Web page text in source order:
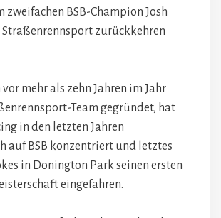
zweifachen BSB-Champion Josh
Straßenrennsport zurückkehren
mehr als zehn Jahren im Jahr
Team gegründet, hat
in den letzten Jahren
auf BSB konzentriert und letztes
in Donington Park seinen ersten
eingefahren.